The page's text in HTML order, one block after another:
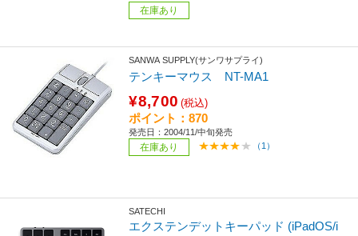
在庫あり
SANWA SUPPLY(サンワサプライ)
テンキーマウス NT-MA1
¥8,700 (税込)
ポイント：870
発売日：2004/11/中旬発売
在庫あり （1）
SATECHI
エクステンデットキーパッド (iPadOS/i